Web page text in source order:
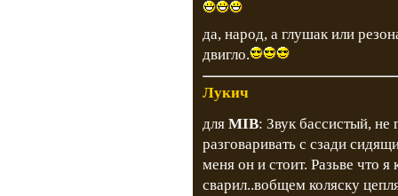
да, народ, а глушак или
двигло.
Лукич
для MIB: Звук бассистый,
разговаривать с сзади
меня он и стоит. Разьве что
сварил..вобщем коляску